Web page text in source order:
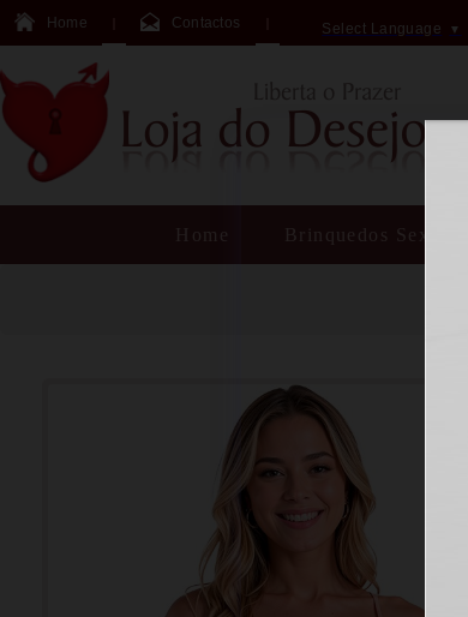
Home Contactos Select Language ▼
Home Brinquedos Sexuais